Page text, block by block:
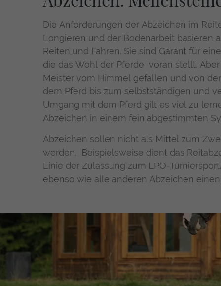
Die Anforderungen der Abzeichen im
Longieren und der Bodenarbeit basieren
Reiten und Fahren. Sie sind Garant für
die das Wohl der Pferde voran stellt.
Meister vom Himmel gefallen und von
dem Pferd bis zum selbstständigen und
Umgang mit dem Pferd gilt es viel zu
Abzeichen in einem fein abgestimmten
Abzeichen sollen nicht als Mittel zum
werden. Beispielsweise dient das
Linie der Zulassung zum LPO-
ebenso wie alle anderen Abzeichen